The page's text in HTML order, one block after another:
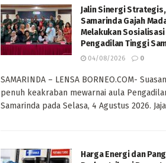
Jalin Sinergi Strategis,
Samarinda Gajah
Melakukan
Pengadilan Tinggi
04/08/2026 0
SAMARINDA – LENSA BORNEO.COM-
penuh keakraban mewarnai aula
Samarinda pada Selasa, 4 Agustus 2026.
Harga Energi dan